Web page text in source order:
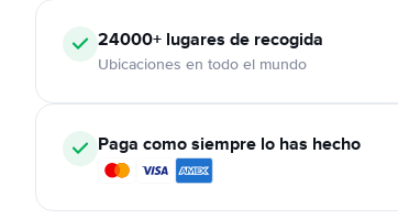
24000+ lugares de recogida
Ubicaciones en todo el mundo
Paga como siempre lo has hecho